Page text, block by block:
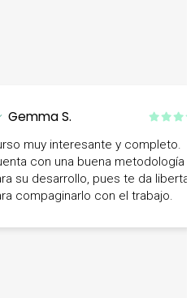
Gemma S.
muy interesante y completo.
con una buena metodología
su desarrollo, pues te da
compaginarlo con el trabajo.